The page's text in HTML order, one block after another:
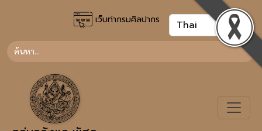
เว็บท่ากรมศิลปากร